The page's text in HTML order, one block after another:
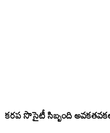
కరప సొసైటీ సిబ్బంది